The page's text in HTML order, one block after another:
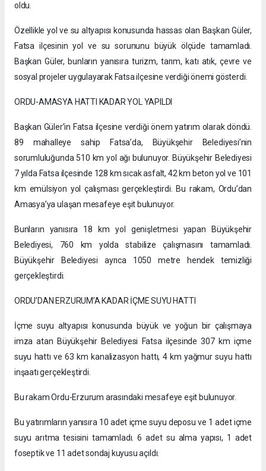
oldu.
Özellikle yol ve su altyapısı konusunda hassas olan Başkan Güler,
Fatsa ilçesinin yol ve su sorununu büyük ölçüde tamamladı.
Başkan Güler, bunların yanısıra turizm, tarım, katı atık, çevre ve
sosyal projeler uygulayarak Fatsa ilçesine verdiği önemi gösterdi.
ORDU-AMASYA HATTI KADAR YOL YAPILDI
Başkan Güler’in Fatsa ilçesine verdiği önem yatırım olarak döndü.
89 mahalleye sahip Fatsa’da, Büyükşehir Belediyesi’nin
sorumluluğunda 510 km yol ağı bulunuyor. Büyükşehir Belediyesi
7 yılda Fatsa ilçesinde 128 km sıcak asfalt, 42 km beton yol ve 101
km emülsiyon yol çalışması gerçekleştirdi. Bu rakam, Ordu’dan
Amasya’ya ulaşan mesafeye eşit bulunuyor.
Bunların yanısıra 18 km yol genişletmesi yapan Büyükşehir
Belediyesi, 760 km yolda stabilize çalışmasını tamamladı.
Büyükşehir Belediyesi ayrıca 1050 metre hendek temizliği
gerçekleştirdi.
ORDU’DAN ERZURUM’A KADAR İÇME SUYU HATTI
İçme suyu altyapısı konusunda büyük ve yoğun bir çalışmaya
imza atan Büyükşehir Belediyesi Fatsa ilçesinde 307 km içme
suyu hattı ve 63 km kanalizasyon hattı, 4 km yağmur suyu hattı
inşaatı gerçekleştirdi.
Bu rakam Ordu-Erzurum arasındaki mesafeye eşit bulunuyor.
Bu yatırımların yanısıra 10 adet içme suyu deposu ve 1 adet içme
suyu arıtma tesisini tamamladı. 6 adet su alma yapısı, 1 adet
foseptik ve 11 adet sondaj kuyusu açıldı.